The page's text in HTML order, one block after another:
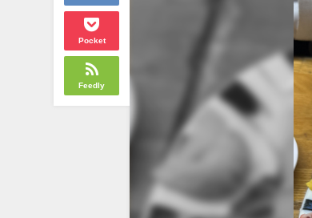
Pocket
Feedly